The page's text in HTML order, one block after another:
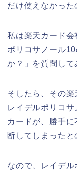
だけ使えなかった
私は楽天カード
ポリコサノール
か？」を質問して
そしたら、その楽
レイデルポリコ
カードが、勝手
断してしまったと
なので、レイデ